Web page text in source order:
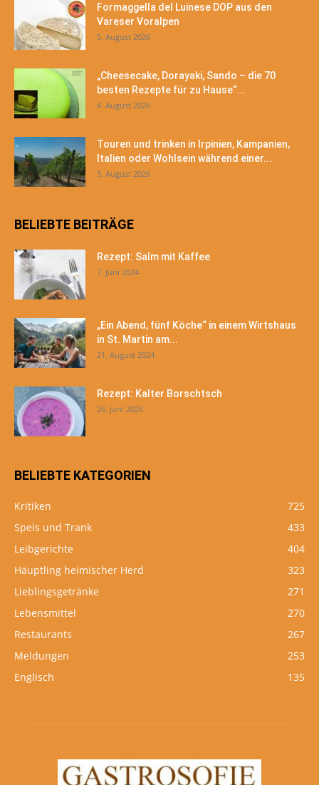
Formaggella del Luinese DOP aus den
Vareser Voralpen
5. August 2026
„Cheesecake, Dorayaki, Sando – die 70
besten Rezepte für zu Hause“...
4. August 2026
Touren und trinken in Irpinien, Kampanien,
Italien oder Wohlsein während einer...
3. August 2026
BELIEBTE BEITRÄGE
Rezept: Salm mit Kaffee
7. Juni 2024
„Ein Abend, fünf Köche“ in einem Wirtshaus
in St. Martin am...
21. August 2024
Rezept: Kalter Borschtsch
26. Juni 2026
BELIEBTE KATEGORIEN
Kritiken
725
Speis und Trank
433
Leibgerichte
404
Häuptling heimischer Herd
323
Lieblingsgetränke
271
Lebensmittel
270
Restaurants
267
Meldungen
253
Englisch
135